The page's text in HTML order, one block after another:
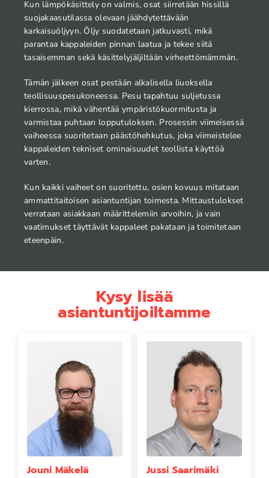
Kun lämpökäsittely on valmis, osat siirretään hissillä
suojakaasutilassa olevaan jäähdytettävään
karkaisuöljyyn. Öljy suodatetaan jatkuvasti, mikä
parantaa kappaleiden pinnan laatua ja tekee siitä
tasaisemman sekä käsittelyjäljiltään virheettömämmän.
Tämän jälkeen osat pestään alkalisella liuoksella
teollisuuspesukoneessa. Pesu tapahtuu suljetussa
kierrossa, mikä vähentää ympäristökuormitusta ja
varmistaa puhtaan lopputuloksen. Prosessin viimeisessä
vaiheessa suoritetaan päästöhehkutus, joka viimeistelee
kappaleiden tekniset ominaisuudet teollista käyttöä
varten.
Kun kaikki vaiheet on suoritettu, osien kovuus mitataan
ammattitaitoisen asiantuntijan toimesta. Mittaustulokset
verrataan asiakkaan määrittelemiin arvoihin, ja vain
vaatimukset täyttävät kappaleet pakataan ja toimitetaan
eteenpäin.
Kysy lisää
asiantuntijoiltamme
Jouni Mäkelä Jussi Saarimäki